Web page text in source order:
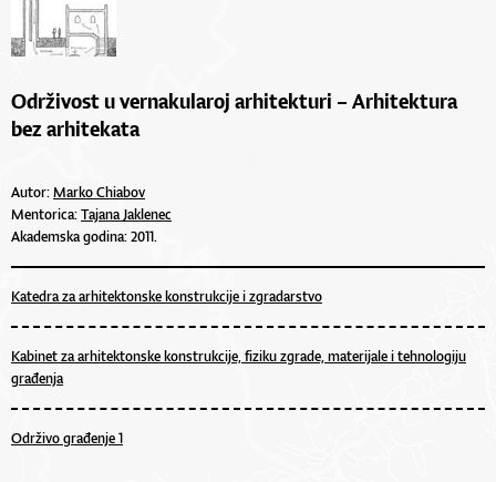
Održivost u vernakularoj arhitekturi – Arhitektura
bez arhitekata
Autor:Marko Chiabov
Mentorica:Tajana Jaklenec
Akademska godina: 2011.
Katedra za arhitektonske konstrukcije i zgradarstvo
Kabinet za arhitektonske konstrukcije, fiziku zgrade, materijale i tehnologiju
građenja
Održivo građenje 1